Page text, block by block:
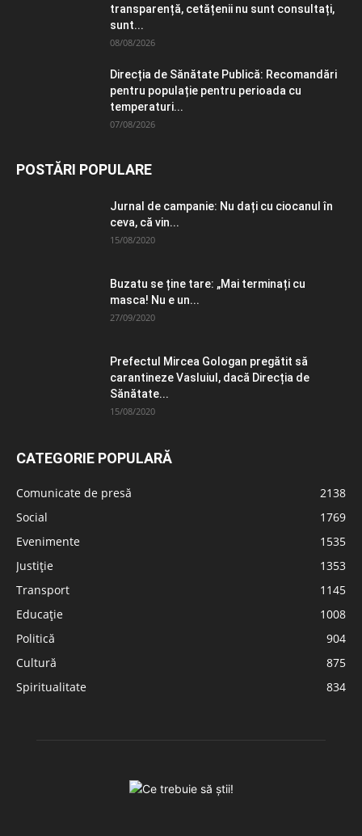
transparență, cetățenii nu sunt consultați,
sunt...
08/08/2026
Direcția de Sănătate Publică: Recomandări
pentru populație pentru perioada cu
temperaturi...
07/08/2026
POSTĂRI POPULARE
Jurnal de campanie: Nu dați cu ciocanul în
ceva, că vin...
15/08/2020
Buzatu se ține tare: „Mai terminați cu
masca! Nu e un...
27/09/2020
Prefectul Mircea Gologan pregătit să
carantineze Vasluiul, dacă Direcția de
Sănătate...
15/08/2020
CATEGORIE POPULARĂ
Comunicate de presă
2138
Social
1769
Evenimente
1535
Justiție
1353
Transport
1145
Educație
1008
Politică
904
Cultură
875
Spiritualitate
834